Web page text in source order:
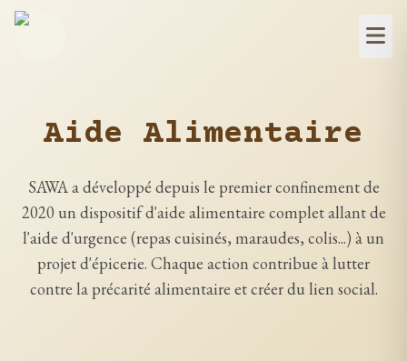
Aide Alimentaire
SAWA a développé depuis le premier confinement de
2020 un dispositif d'aide alimentaire complet allant de
l'aide d'urgence (repas cuisinés, maraudes, colis...) à un
projet d'épicerie. Chaque action contribue à lutter
contre la précarité alimentaire et créer du lien social.